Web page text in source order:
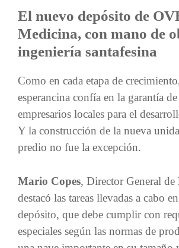
El nuevo depósito de
Medicina, con mano de
ingeniería santafesina
Como en cada etapa de
esperancina confía en la garantía
empresarios locales para el
Y la construcción de la nueva
predio no fue la excepción.
Mario Copes, Director General de
destacó las tareas llevadas a cabo
depósito, que debe cumplir con
especiales según las normas de